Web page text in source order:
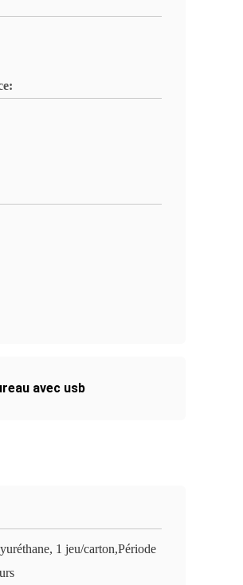
avec usb
1 jeu/carton,Période